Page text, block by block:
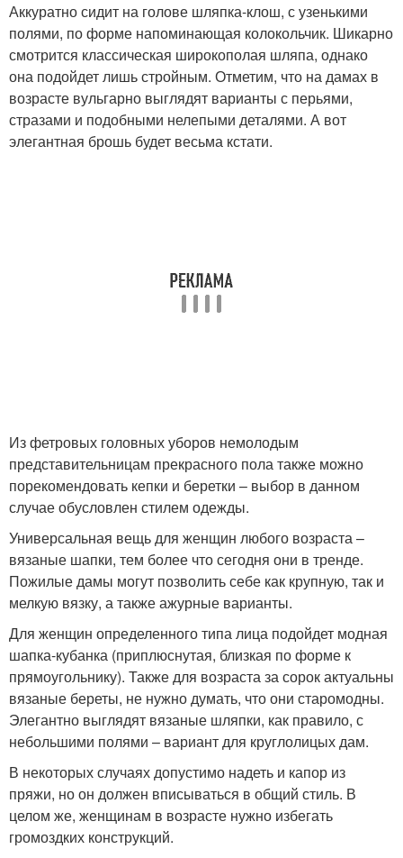
Аккуратно сидит на голове шляпка-клош, с узенькими
полями, по форме напоминающая колокольчик. Шикарно
смотрится классическая широкополая шляпа, однако
она подойдет лишь стройным. Отметим, что на дамах в
возрасте вульгарно выглядят варианты с перьями,
стразами и подобными нелепыми деталями. А вот
элегантная брошь будет весьма кстати.
Из фетровых головных уборов немолодым
представительницам прекрасного пола также можно
порекомендовать кепки и беретки – выбор в данном
случае обусловлен стилем одежды.
Универсальная вещь для женщин любого возраста –
вязаные шапки, тем более что сегодня они в тренде.
Пожилые дамы могут позволить себе как крупную, так и
мелкую вязку, а также ажурные варианты.
Для женщин определенного типа лица подойдет модная
шапка-кубанка (приплюснутая, близкая по форме к
прямоугольнику). Также для возраста за сорок актуальны
вязаные береты, не нужно думать, что они старомодны.
Элегантно выглядят вязаные шляпки, как правило, с
небольшими полями – вариант для круглолицых дам.
В некоторых случаях допустимо надеть и капор из
пряжи, но он должен вписываться в общий стиль. В
целом же, женщинам в возрасте нужно избегать
громоздких конструкций.